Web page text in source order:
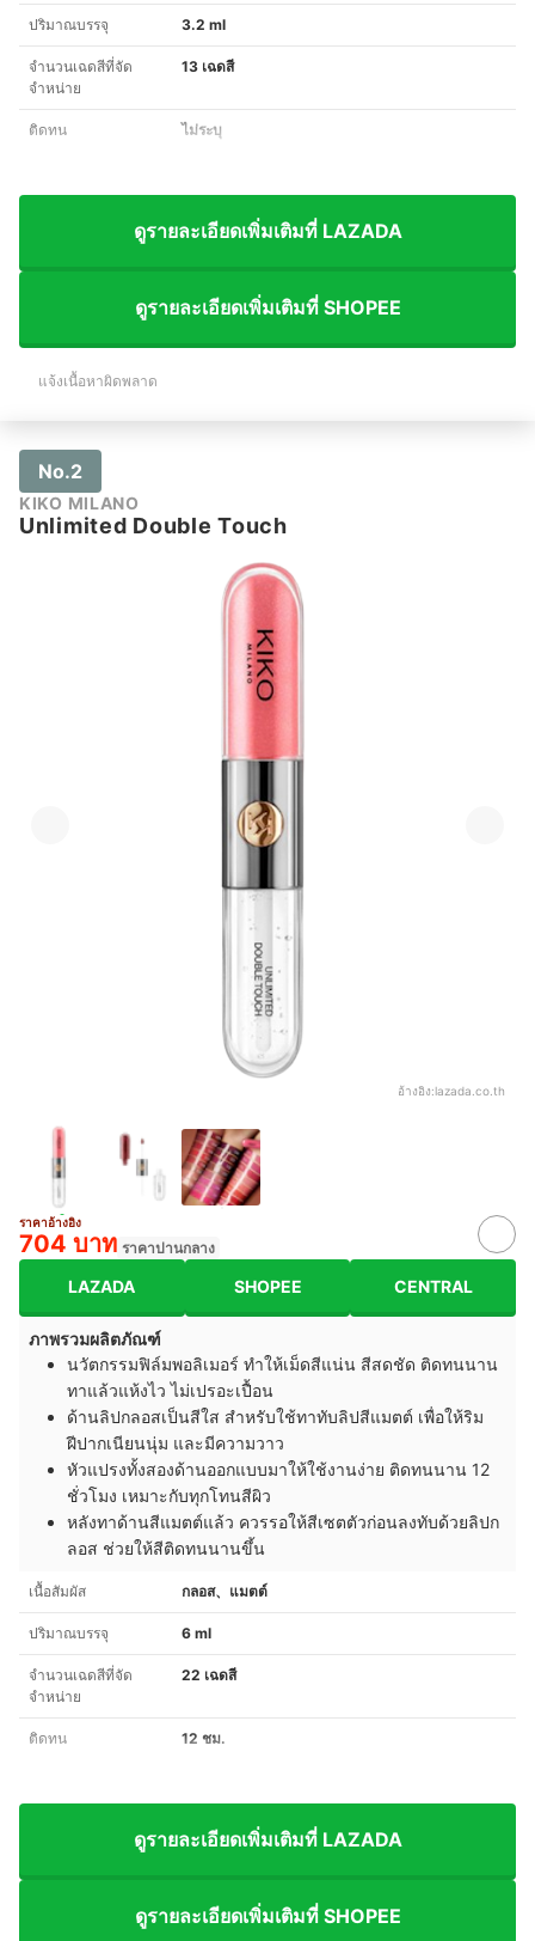
ปริมาณบรรจุ 3.2 ml
จำนวนเฉดสีที่จัด
จำหน่าย
13 เฉดสี
ติดทน ไม่ระบุ
ดูรายละเอียดเพิ่มเติมที่ LAZADA
ดูรายละเอียดเพิ่มเติมที่ SHOPEE
แจ้งเนื้อหาผิดพลาด
No.2
KIKO MILANO
Unlimited Double Touch
อ้างอิง:lazada.co.th
ราคาอ้างอิง
704 บาท ราคาปานกลาง
LAZADA SHOPEE CENTRAL
ภาพรวมผลิตภัณฑ์
นวัตกรรมฟิล์มพอลิเมอร์ ทำให้เม็ดสีแน่น สีสดชัด ติดทนนาน
ทาแล้วแห้งไว ไม่เปรอะเปื้อน
ด้านลิปกลอสเป็นสีใส สำหรับใช้ทาทับลิปสีแมตต์ เพื่อให้ริม
ฝีปากเนียนนุ่ม และมีความวาว
หัวแปรงทั้งสองด้านออกแบบมาให้ใช้งานง่าย ติดทนนาน 12
ชั่วโมง เหมาะกับทุกโทนสีผิว
หลังทาด้านสีแมตต์แล้ว ควรรอให้สีเซตตัวก่อนลงทับด้วยลิปก
ลอส ช่วยให้สีติดทนนานขึ้น
เนื้อสัมผัส กลอส、แมตต์
ปริมาณบรรจุ 6 ml
จำนวนเฉดสีที่จัด
จำหน่าย
22 เฉดสี
ติดทน 12 ชม.
ดูรายละเอียดเพิ่มเติมที่ LAZADA
ดูรายละเอียดเพิ่มเติมที่ SHOPEE